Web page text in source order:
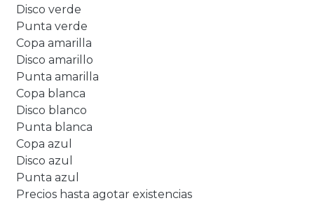
Disco verde
Punta verde
Copa amarilla
Disco amarillo
Punta amarilla
Copa blanca
Disco blanco
Punta blanca
Copa azul
Disco azul
Punta azul
Precios hasta agotar existencias